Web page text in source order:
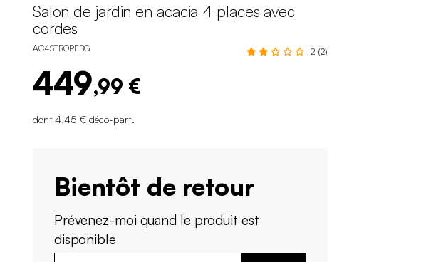
Salon de jardin en acacia 4 places avec
cordes
AC4STROPEBG 2 (2)
449,99 €
dont 4,45 € d'éco-part.
Bientôt de retour
Prévenez-moi quand le produit est
disponible